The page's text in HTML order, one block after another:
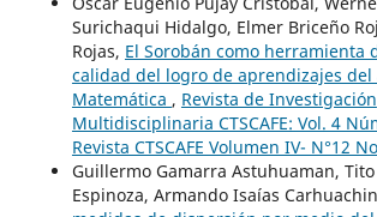
Surichaqui Hidalgo, Elmer Briceño
Rojas, El Sorobán como herramienta
calidad del logro de aprendizajes del
Matemática , Revista de Investigación
Multidisciplinaria CTSCAFE: Vol. 4
Revista CTSCAFE Volumen IV- N°12
Guillermo Gamarra Astuhuaman,
Espinoza, Armando Isaías